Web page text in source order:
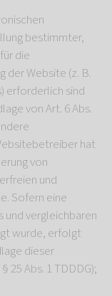
bestimmter,
die
der Website (z. B.
erforderlich sind
von Art. 6 Abs.
hat
von
und
Sofern eine
und vergleichbaren
wurde, erfolgt
dieser
25 Abs. 1 TDDDG);